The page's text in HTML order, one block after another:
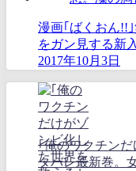
漫画｢ばくおん!!
をガン見する新
2017年10月3日
｢俺のワクチン
タバレ最新巻。